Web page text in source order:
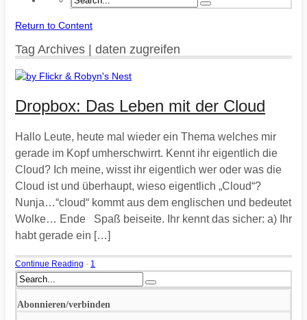
Return to Content
Tag Archives | daten zugreifen
Dropbox: Das Leben mit der Cloud
Hallo Leute, heute mal wieder ein Thema welches mir
gerade im Kopf umherschwirrt. Kennt ihr eigentlich die
Cloud? Ich meine, wisst ihr eigentlich wer oder was die
Cloud ist und überhaupt, wieso eigentlich „Cloud“?
Nunja…“cloud“ kommt aus dem englischen und bedeutet
Wolke… Ende Spaß beiseite. Ihr kennt das sicher: a) Ihr
habt gerade ein […]
Continue Reading · 1
Abonnieren/verbinden